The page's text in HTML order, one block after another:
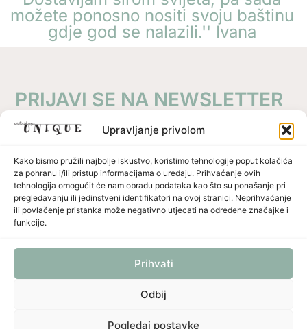
Upravljanje privolom
Kako bismo pružili najbolje iskustvo, koristimo tehnologije poput kolačića
za pohranu i/ili pristup informacijama o uređaju. Prihvaćanje ovih
tehnologija omogućit će nam obradu podataka kao što su ponašanje pri
pregledavanju ili jedinstveni identifikatori na ovoj stranici. Neprihvaćanje
ili povlačenje pristanka može negativno utjecati na određene značajke i
funkcije.
Prihvati
Odbij
Pogledaj postavke
možete ponosno nositi svoju baštinu
gdje god se nalazili.'' Ivana
PRIJAVI SE NA NEWSLETTER
Prijavi se i osvoji 10% popusta na svoju prvu
narudžbu – a ja ću ti slati novosti i male tajne iz
svijeta Art Shop Unique-a.
PRIJAVI SE